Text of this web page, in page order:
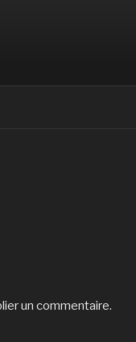
un commentaire.